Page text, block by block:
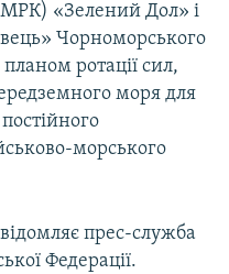
«Зелений Дол» і
Чорноморського
планом ротації сил,
моря для
морського
прес-служба
Федерації.